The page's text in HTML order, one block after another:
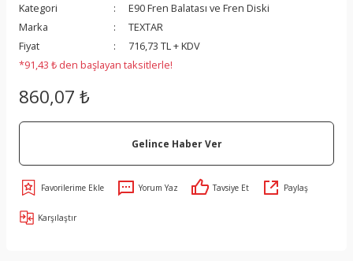
Kategori
E90 Fren Balatası ve Fren Diski
Marka
TEXTAR
Fiyat
716,73 TL + KDV
*91,43 ₺ den başlayan taksitlerle!
860,07 ₺
Gelince Haber Ver
Yorum Yaz Tavsiye Et Paylaş
Karşılaştır